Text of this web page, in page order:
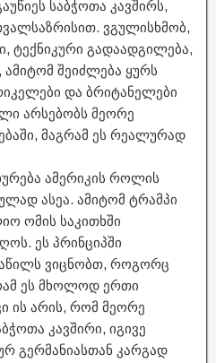
საბჭოთა კავშირს,
ვგულისხმობ,
ტექნიკური გადაადგილება,
შეიძლება ყურს
და ბრიტანელები
არსებობს მეორე
მაგრამ ეს რეალურად
ამერიკის როლის
ასეა. ამიტომ ტრამპი
ომის საკითხში
ეს პრინციპში
ვიცნობთ, როგორც
ეს მხოლოდ ერთი
ის არის, რომ მეორე
კავშირი, იგივე
გერმანიასთან კარგად